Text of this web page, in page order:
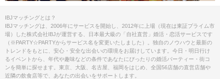
IBJマッチングとは？
IBJマッチングは、2006年にサービスを開始し、2012年に上場（現在は東証プライム市
場）した株式会社IBJが運営する、日本最大級の「自社直営」婚活・恋活サービスです
（※PARTY☆PARTYからサービス名を変更いたしました）。独自のノウハウと最新の
トレンドをもとに、安心・安全な出会いの環境をお届けしています。今日・明日行け
るイベントから、年代や趣味などの条件であなたにぴったりの婚活パーティー・街コ
ンを簡単に探せます。東京、大阪、名古屋、福岡をはじめ、全国56店舗の直営店舗や
近隣の飲食店等で、あなたの出会いをサポートします。